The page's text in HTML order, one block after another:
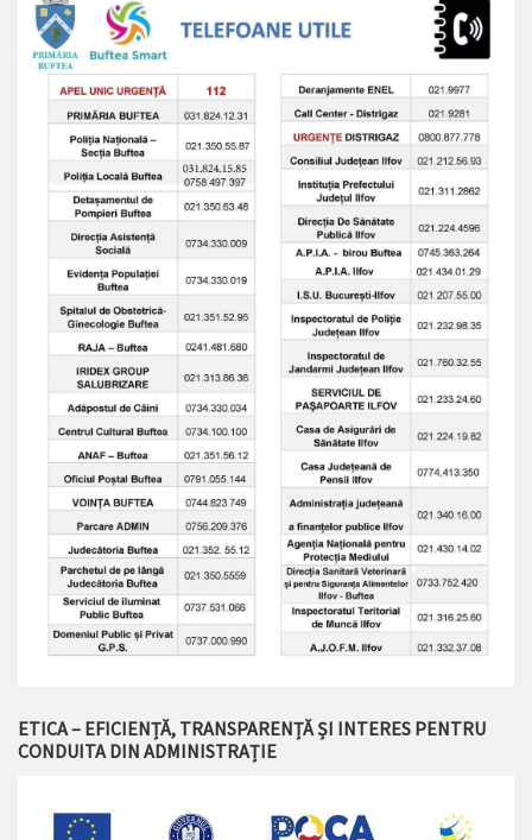
ETICA – EFICIENȚĂ, TRANSPARENȚĂ ȘI INTERES PENTRU
CONDUITA DIN ADMINISTRAȚIE